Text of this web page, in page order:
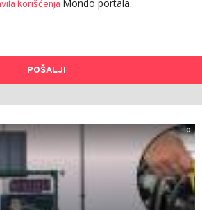
korišćenja Mondo portala.
POŠALJI
0